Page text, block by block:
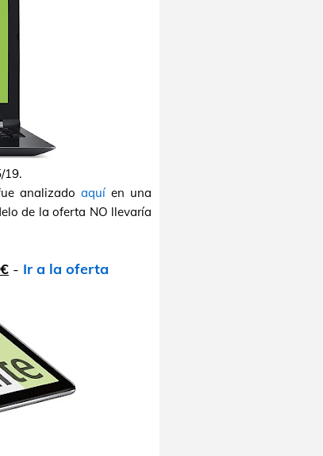
19.
analizado aquíen una
de la oferta NO llevaría
- Ir a la oferta